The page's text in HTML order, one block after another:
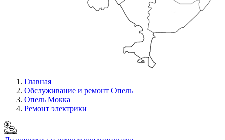
Главная
Обслуживание и ремонт Опель
Опель Мокка
Ремонт электрики